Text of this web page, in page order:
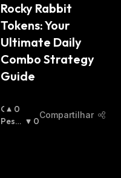
Rocky Rabbit
Tokens: Your
Ultimate Daily
Combo Strategy
Guide
O
T
0
Pessi
0
Compartilhar